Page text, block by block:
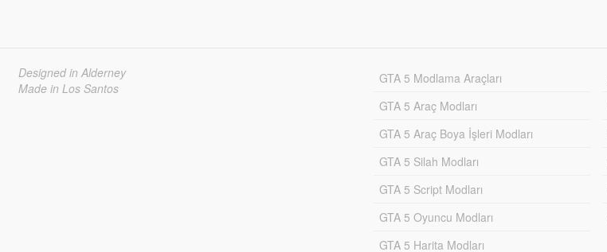
Designed in Alderney
Made in Los Santos
GTA 5 Modlama Araçları
GTA 5 Araç Modları
GTA 5 Araç Boya İşleri Modları
GTA 5 Silah Modları
GTA 5 Script Modları
GTA 5 Oyuncu Modları
GTA 5 Harita Modları